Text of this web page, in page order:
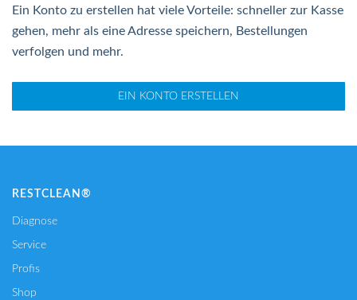
Ein Konto zu erstellen hat viele Vorteile: schneller zur Kasse
gehen, mehr als eine Adresse speichern, Bestellungen
verfolgen und mehr.
EIN KONTO ERSTELLEN
RESTCLEAN®
Diagnose
Service
Profis
Shop